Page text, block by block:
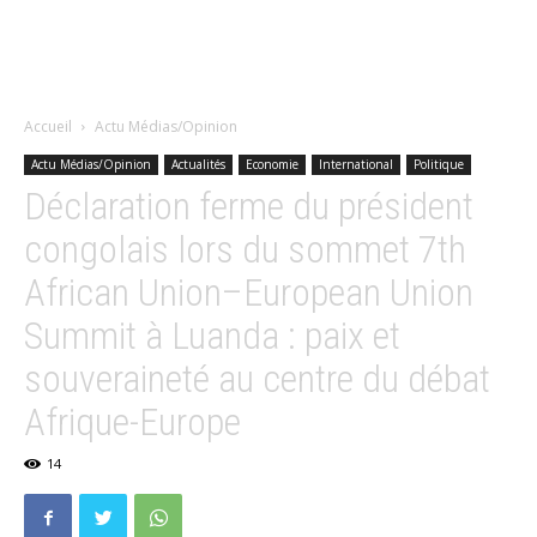
Accueil Actu Médias/Opinion
Actu Médias/Opinion Actualités Economie International Politique
Déclaration ferme du président
congolais lors du sommet 7th
African Union–European Union
Summit à Luanda : paix et
souveraineté au centre du débat
Afrique-Europe
14